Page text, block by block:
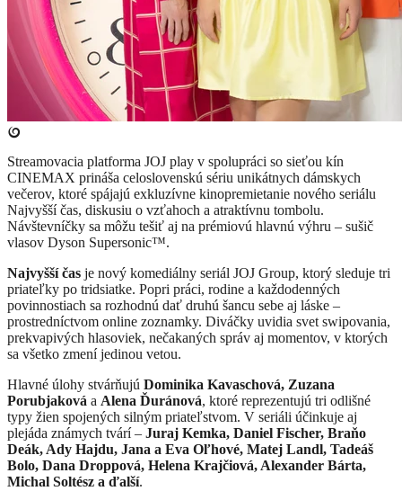
Streamovacia platforma JOJ play v spolupráci so sieťou kín
CINEMAX prináša celoslovenskú sériu unikátnych dámskych
večerov, ktoré spájajú exkluzívne kinopremietanie nového seriálu
Najvyšší čas, diskusiu o vzťahoch a atraktívnu tombolu.
Návštevníčky sa môžu tešiť aj na prémiovú hlavnú výhru – sušič
vlasov Dyson Supersonic™.
Najvyšší čas je nový komediálny seriál JOJ Group, ktorý sleduje tri
priateľky po tridsiatke. Popri práci, rodine a každodenných
povinnostiach sa rozhodnú dať druhú šancu sebe aj láske –
prostredníctvom online zoznamky. Diváčky uvidia svet swipovania,
prekvapivých hlasoviek, nečakaných správ aj momentov, v ktorých
sa všetko zmení jedinou vetou.
Hlavné úlohy stvárňujú Dominika Kavaschová, Zuzana
Porubjaková a Alena Ďuránová, ktoré reprezentujú tri odlišné
typy žien spojených silným priateľstvom. V seriáli účinkuje aj
plejáda známych tvárí – Juraj Kemka, Daniel Fischer, Braňo
Deák, Ady Hajdu, Jana a Eva Oľhové, Matej Landl, Tadeáš
Bolo, Dana Droppová, Helena Krajčiová, Alexander Bárta,
Michal Soltész a ďalší.